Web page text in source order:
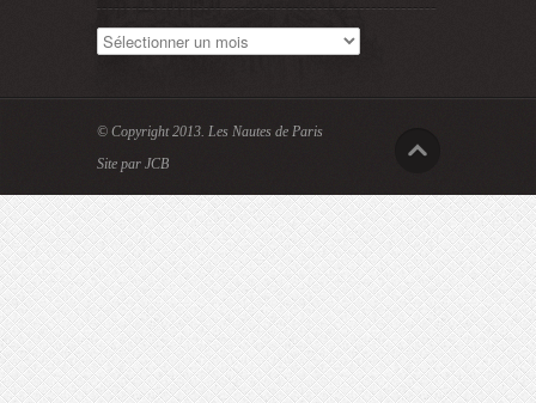
Archives
© Copyright 2013. Les Nautes de Paris
Site par JCB